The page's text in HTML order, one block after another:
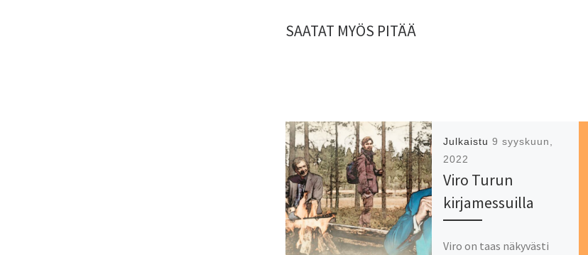
SAATAT MYÖS PITÄÄ
Julkaistu9 syyskuun,
2022
Viro Turun
kirjamessuilla
Viro on taas näkyvästi